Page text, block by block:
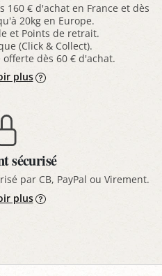
160 € d'achat en France et dès
20kg en Europe.
et Points de retrait.
(Click & Collect).
dès 60 € d'achat.
plus
sécurisé
par CB, PayPal ou Virement.
plus